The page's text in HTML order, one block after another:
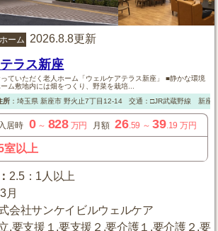
ーム 2026.8.8更新
ラス新座
ていただく老人ホーム「ウェルケアテラス新座」 ■静かな環境
ム敷地内には畑をつくり、野菜を栽培...
所： 埼玉県 新座市野火止7丁目12-14 交通：□JR武蔵野線 新座
入居時 0～ 828 万円 月額 26.59 ～39.19 万円
室以上
： 2.5：1人以上
月
会社サンケイビルウェルケア
,要支援１,要支援２,要介護１,要介護２,要